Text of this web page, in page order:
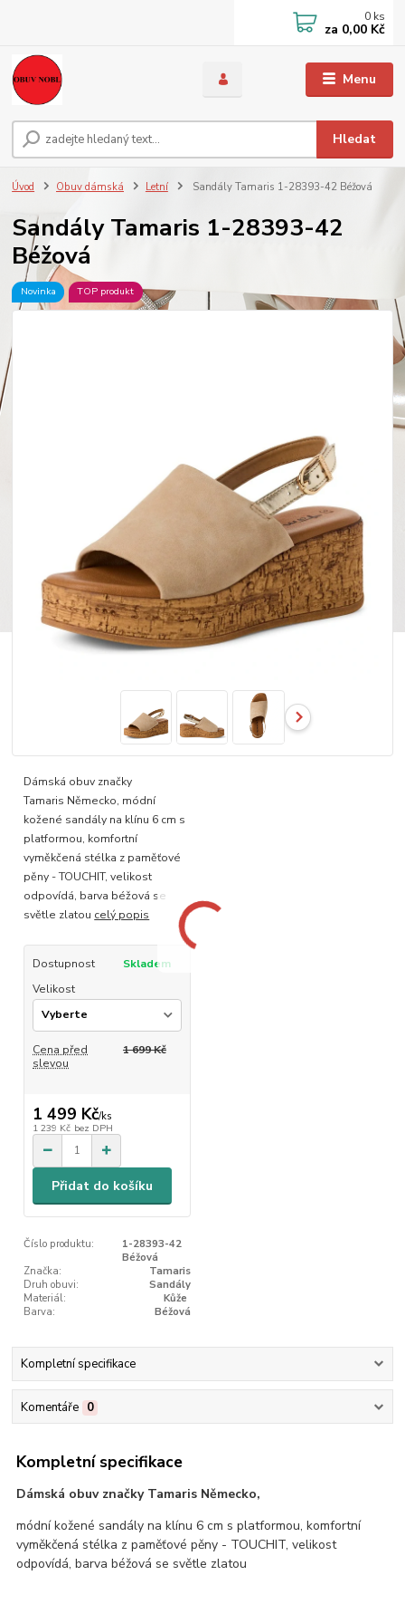
Menu
Hledat
0 ks
za 0,00 Kč
Úvod Obuv dámská Letní Sandály Tamaris 1-28393-42 Béžová
Sandály Tamaris 1-28393-42
Béžová
Novinka TOP produkt
Dámská obuv značky
Tamaris Německo, módní
kožené sandály na klínu 6 cm s
platformou, komfortní
vyměkčená stélka z paměťové
pěny - TOUCHIT, velikost
odpovídá, barva béžová se
světle zlatou celý popis
Dostupnost
Skladem
Velikost
Cena před
slevou
1 699 Kč
1 499 Kč/ks
1 239 Kč bez DPH
Přidat do košíku
Číslo produktu:
1-28393-42
Béžová
Značka:
Tamaris
Druh obuvi:
Sandály
Materiál:
Kůže
Barva:
Béžová
Kompletní specifikace
Komentáře 0
Kompletní specifikace
Dámská obuv značky Tamaris Německo,
módní kožené sandály na klínu 6 cm s platformou, komfortní
vyměkčená stélka z paměťové pěny - TOUCHIT, velikost
odpovídá, barva béžová se světle zlatou